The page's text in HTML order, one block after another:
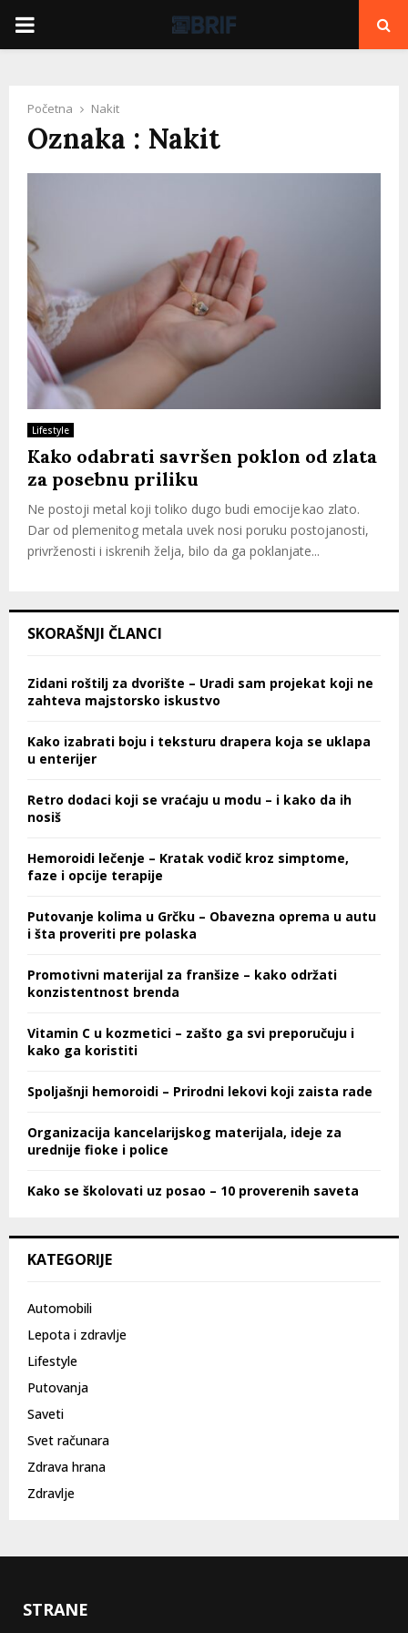
PRIMARY
Početna Nakit
Oznaka : Nakit
Lifestyle
Kako odabrati savršen poklon od zlata
za posebnu priliku
Ne postoji metal koji toliko dugo budi emocije kao zlato.
Dar od plemenitog metala uvek nosi poruku postojanosti,
privrženosti i iskrenih želja, bilo da ga poklanjate...
SKORAŠNJI ČLANCI
Zidani roštilj za dvorište – Uradi sam projekat koji ne
zahteva majstorsko iskustvo
Kako izabrati boju i teksturu drapera koja se uklapa
u enterijer
Retro dodaci koji se vraćaju u modu – i kako da ih
nosiš
Hemoroidi lečenje – Kratak vodič kroz simptome,
faze i opcije terapije
Putovanje kolima u Grčku – Obavezna oprema u autu
i šta proveriti pre polaska
Promotivni materijal za franšize – kako održati
konzistentnost brenda
Vitamin C u kozmetici – zašto ga svi preporučuju i
kako ga koristiti
Spoljašnji hemoroidi – Prirodni lekovi koji zaista rade
Organizacija kancelarijskog materijala, ideje za
urednije fioke i police
Kako se školovati uz posao – 10 proverenih saveta
KATEGORIJE
Automobili
Lepota i zdravlje
Lifestyle
Putovanja
Saveti
Svet računara
Zdrava hrana
Zdravlje
STRANE